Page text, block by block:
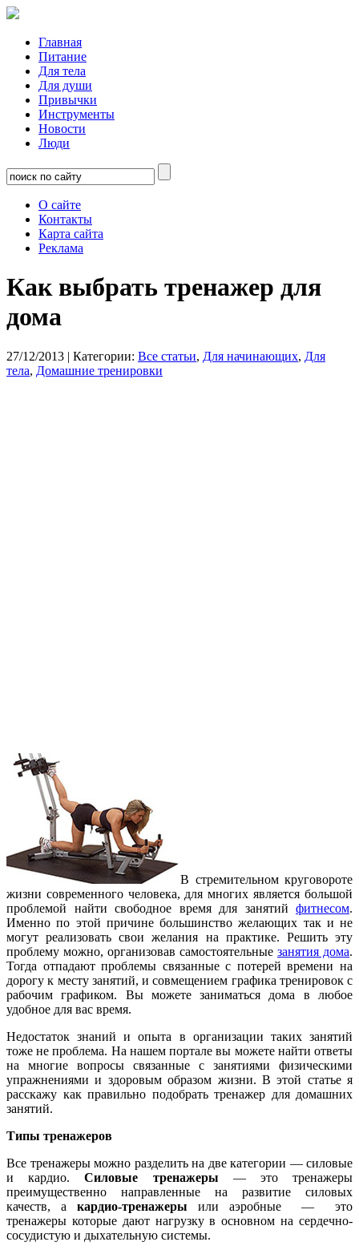
Главная
Питание
Для тела
Для души
Привычки
Инструменты
Новости
Люди
О сайте
Контакты
Карта сайта
Реклама
Как выбрать тренажер для
дома
27/12/2013 | Категории: Все статьи, Для начинающих, Для
тела, Домашние тренировки
В стремительном круговороте
жизни современного человека, для многих является большой
проблемой найти свободное время для занятий фитнесом.
Именно по этой причине большинство желающих так и не
могут реализовать свои желания на практике. Решить эту
проблему можно, организовав самостоятельные занятия дома.
Тогда отпадают проблемы связанные с потерей времени на
дорогу к месту занятий, и совмещением графика тренировок с
рабочим графиком. Вы можете заниматься дома в любое
удобное для вас время.
Недостаток знаний и опыта в организации таких занятий
тоже не проблема. На нашем портале вы можете найти ответы
на многие вопросы связанные с занятиями физическими
упражнениями и здоровым образом жизни. В этой статье я
расскажу как правильно подобрать тренажер для домашних
занятий.
Типы тренажеров
Все тренажеры можно разделить на две категории — силовые
и кардио.Силовые тренажеры — это тренажеры
преимущественно направленные на развитие силовых
качеств, а кардио-тренажеры или аэробные — это
тренажеры которые дают нагрузку в основном на сердечно-
сосудистую и дыхательную системы.